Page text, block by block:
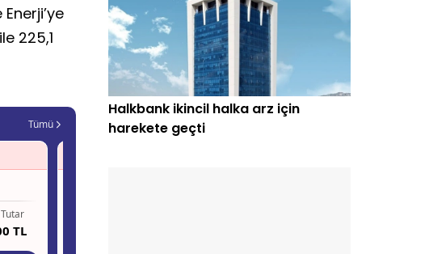
225,1
Halkbank ikincil halka arz için
harekete geçti